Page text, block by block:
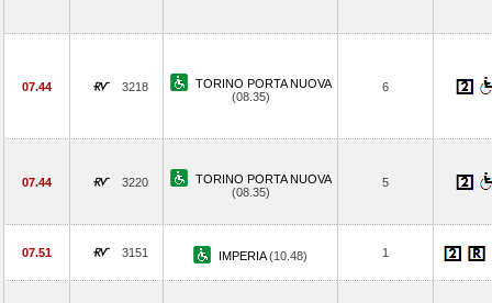
07.44 3218
TORINO PORTA NUOVA
(08.35)
6
07.44 3220
TORINO PORTA NUOVA
(08.35)
5
07.51 3151 IMPERIA(10.48) 1